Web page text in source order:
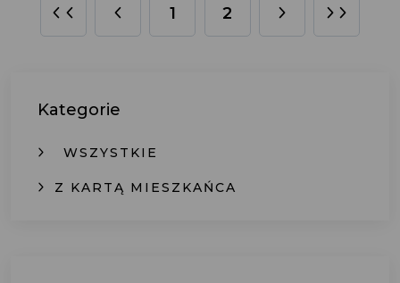
1 2
Kategorie
WSZYSTKIE
Z KARTĄ MIESZKAŃCA